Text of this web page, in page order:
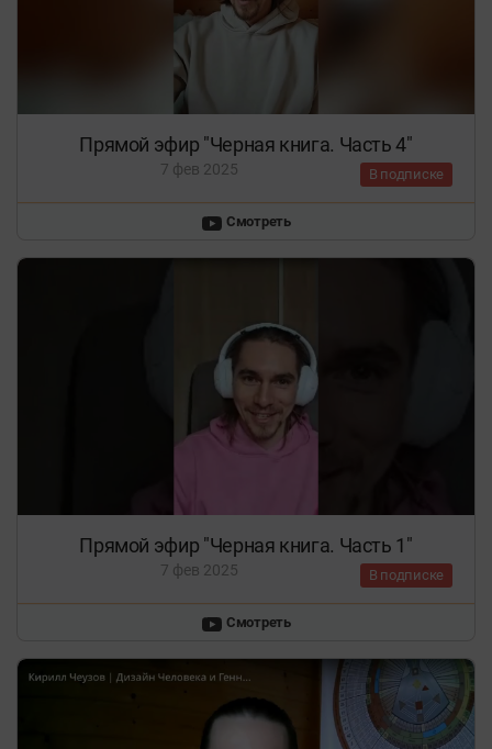
Прямой эфир "Черная книга. Часть 4"
В подписке
7 фев 2025
Смотреть
Прямой эфир "Черная книга. Часть 1"
В подписке
7 фев 2025
Смотреть